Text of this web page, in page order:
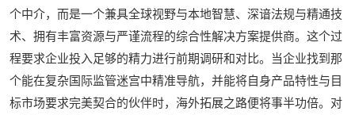
个中介，而是一个兼具全球视野与本地智慧、深谙法规与精通技
术、拥有丰富资源与严谨流程的综合性解决方案提供商。这个过
程要求企业投入足够的精力进行前期调研和对比。当企业找到那
个能在复杂国际监管迷宫中精准导航，并能将自身产品特性与目
标市场要求完美契合的伙伴时，海外拓展之路便将事半功倍。对